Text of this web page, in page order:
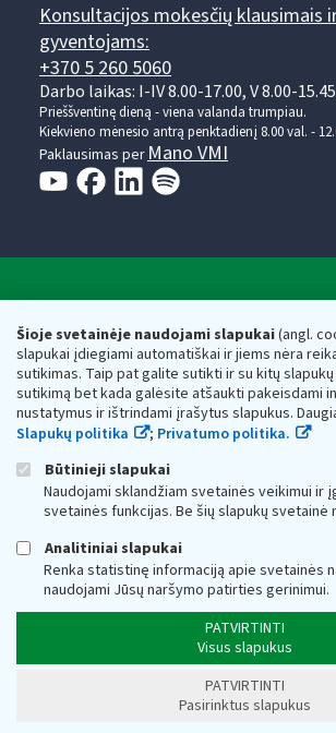
Šioje svetainėje naudojami slapukai(angl.
slapukai įdiegiami automatiškai ir jiems nėra
sutikimas. Taip pat galite sutikti ir su kitų slapukų
sutikimą bet kada galėsite atšaukti pakeisdami
nustatymus ir ištrindami įrašytus slapukus.
Slapukų politika
; Privatumo politika.
Būtinieji slapukai
Naudojami sklandžiam svetainės veikimui ir
svetainės funkcijas. Be šių slapukų svetainė
Analitiniai slapukai
Renka statistinę informaciją apie svetainės
naudojami Jūsų naršymo patirties gerinimui.
PATVIRTINTI
Visus slapukus
PATVIRTINTI
Pasirinktus slapukus
Konsultacijos mokesčių klausimais
gyventojams:
+370 5 260 5060
Darbo laikas: I-IV 8.00-17.00, V 8.00-
Prieššventinę dieną - viena valanda trumpiau.
Kiekvieno mėnesio antrą penktadienį 8.00 val. -
Paklausimas per Mano VMI
Respublikos finansų ministerijos
Biudžetinė įstaiga. Juridinio asmens kodas —
adresas: Vasario 16-osios g. 14, 01107 Vilnius,
vmi@vmi.lt, E. pristatymo dėžutės adresas
Duomenys apie Valstybinę mokesčių inspekciją
Respublikos finansų ministerijos kaupiami ir